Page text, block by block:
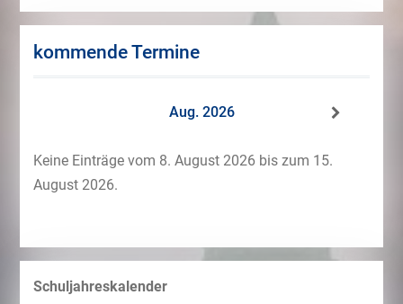
kommende Termine
Aug. 2026
Keine Einträge vom 8. August 2026 bis zum 15.
August 2026.
Schuljahreskalender